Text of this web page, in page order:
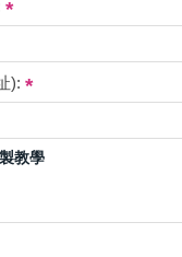
):
教學